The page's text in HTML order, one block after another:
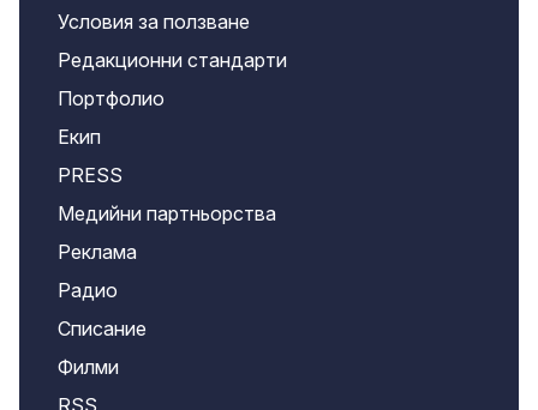
Условия за ползване
Редакционни стандарти
Портфолио
Екип
PRESS
Медийни партньорства
Реклама
Радио
Списание
Филми